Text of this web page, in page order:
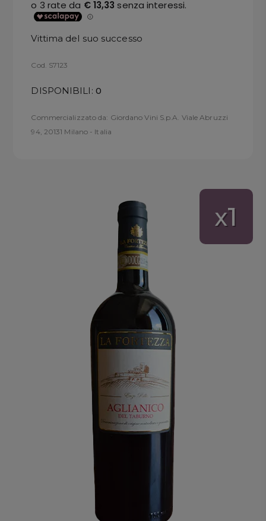
Vittima del suo successo
Cod. S7123
DISPONIBILI: 0
Commercializzato da: Giordano Vini S.p.A. Viale Abruzzi
94, 20131 Milano - Italia
x1